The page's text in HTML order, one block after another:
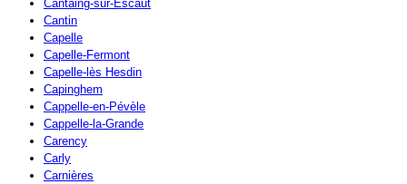
Cantaing-sur-Escaut
Cantin
Capelle
Capelle-Fermont
Capelle-lès Hesdin
Capinghem
Cappelle-en-Pévèle
Cappelle-la-Grande
Carency
Carly
Carnières